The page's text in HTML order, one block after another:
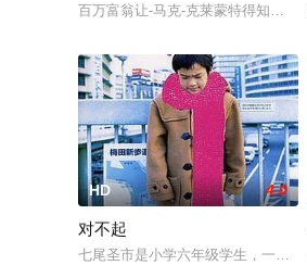
百万富翁让-马克-克莱蒙特得知在外
HD 4.0
对不起
七尾圣市是小学六年级学生，一天